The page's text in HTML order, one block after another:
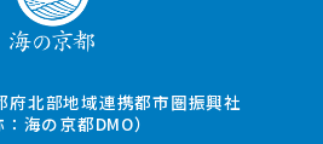
府北部地域連携都市圏振興社
：海の京都DMO）